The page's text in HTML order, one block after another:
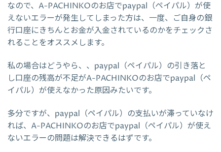
なので、A-PACHINKOのお店でpaypal（ペイパル）が使
えないエラーが発生してしまった方は、一度、ご自身の銀
行口座にきちんとお金が入金されているのかをチェックさ
れることをオススメします。
私の場合はどうやら、、paypal（ペイパル）の引き落と
し口座の残高が不足がA-PACHINKOのお店でpaypal（ペ
イパル）が使えなかった原因みたいです。
多分ですが、paypal（ペイパル）の支払いが滞っていなけ
れば、A-PACHINKOのお店でpaypal（ペイパル）が使え
ないエラーの問題は解決できるはずです。